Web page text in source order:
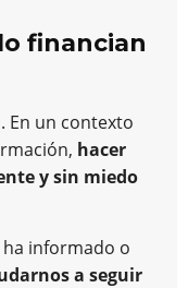
financian
En un contexto
hacer
y sin miedo
informado o
a seguir